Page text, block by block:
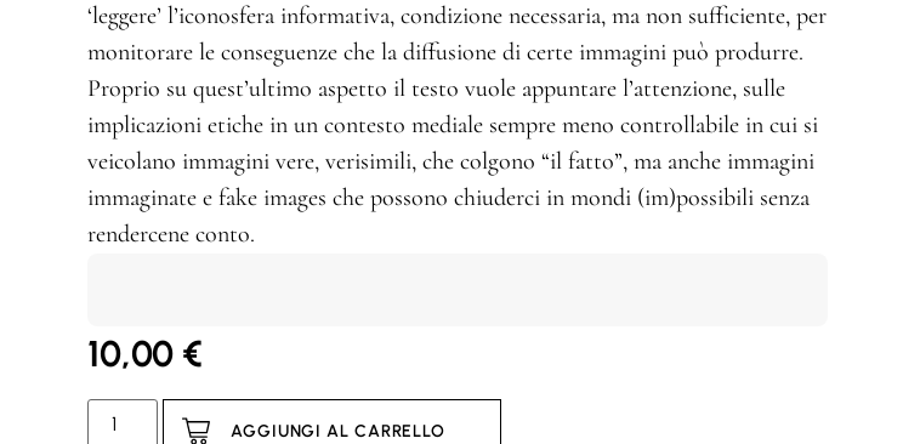
‘leggere’ l’iconosfera informativa, condizione necessaria, ma non sufficiente, per
monitorare le conseguenze che la diffusione di certe immagini può produrre.
Proprio su quest’ultimo aspetto il testo vuole appuntare l’attenzione, sulle
implicazioni etiche in un contesto mediale sempre meno controllabile in cui si
veicolano immagini vere, verisimili, che colgono “il fatto”, ma anche immagini
immaginate e fake images che possono chiuderci in mondi (im)possibili senza
rendercene conto.
10,00 €
AGGIUNGI AL CARRELLO